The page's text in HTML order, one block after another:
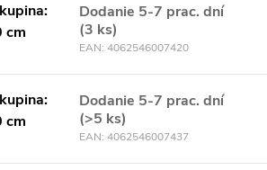
cm
Dodanie 5-7 prac. dní
(3 ks)
EAN: 4062546007420
cm
Dodanie 5-7 prac. dní
(>5 ks)
EAN: 4062546007437